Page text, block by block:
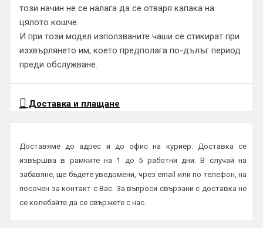
този начин не се налага да се отваря капака на
цялото кошче.
И при този модел използваните чаши се стикират при
изхвърлянето им, което предполага по-дълъг период
преди обслужване.
Доставка и плащане
Доставяме до адрес и до офис на куриер. Доставка се
извършва в рамките на 1 до 5 работни дни. В случай на
забавяне, ще бъдете уведомени, чрез email или по телефон, на
посочен за контакт с Вас. За въпроси свързани с доставка не
се колебайте да се свържете с нас.